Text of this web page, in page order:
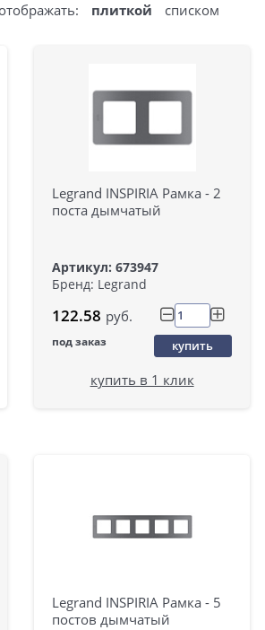
отображать: плиткой списком
Legrand INSPIRIA Рамка - 2
поста дымчатый
Артикул: 673947
Бренд: Legrand
122.58 руб.
под заказ купить
купить в 1 клик
Legrand INSPIRIA Рамка - 5
постов дымчатый